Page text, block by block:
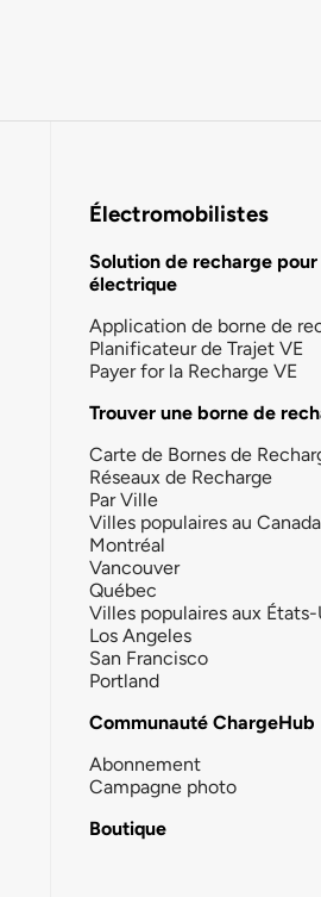
Électromobilistes
Solution de recharge
électrique
Application de borne de
Planificateur de Trajet VE
Payer for la Recharge VE
Trouver une borne de
Carte de Bornes de
Réseaux de Recharge
Par Ville
Villes populaires au Canada
Montréal
Vancouver
Québec
Villes populaires aux États-
Los Angeles
San Francisco
Portland
Communauté ChargeHub
Abonnement
Campagne photo
Boutique